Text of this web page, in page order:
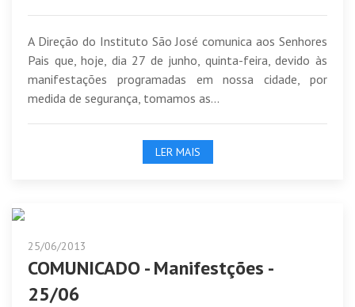
A Direção do Instituto São José comunica aos Senhores
Pais que, hoje, dia 27 de junho, quinta-feira, devido às
manifestações programadas em nossa cidade, por
medida de segurança, tomamos as...
LER MAIS
25/06/2013
COMUNICADO - Manifestções -
25/06